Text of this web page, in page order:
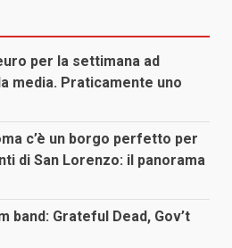
per la settimana ad
media. Praticamente uno
c’è un borgo perfetto per
di San Lorenzo: il panorama
band: Grateful Dead, Gov’t